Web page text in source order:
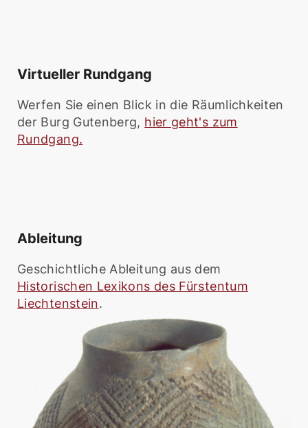
Virtueller Rundgang
Werfen Sie einen Blick in die Räumlichkeiten
der Burg Gutenberg, hier geht's zum
Rundgang.
Ableitung
Geschichtliche Ableitung aus dem
Historischen Lexikons des Fürstentum
Liechtenstein.